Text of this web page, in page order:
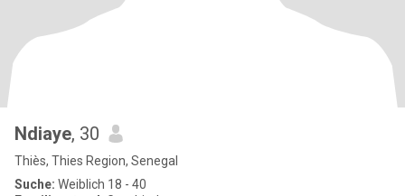
Ndiaye, 30
Thiès, Thies Region, Senegal
Suche: Weiblich 18 - 40